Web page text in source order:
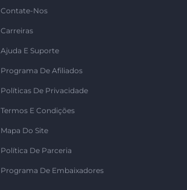
Contate-Nos
Carreiras
Ajuda E Suporte
Programa De Afiliados
Políticas De Privacidade
Termos E Condições
Mapa Do Site
Política De Parceria
Programa De Embaixadores